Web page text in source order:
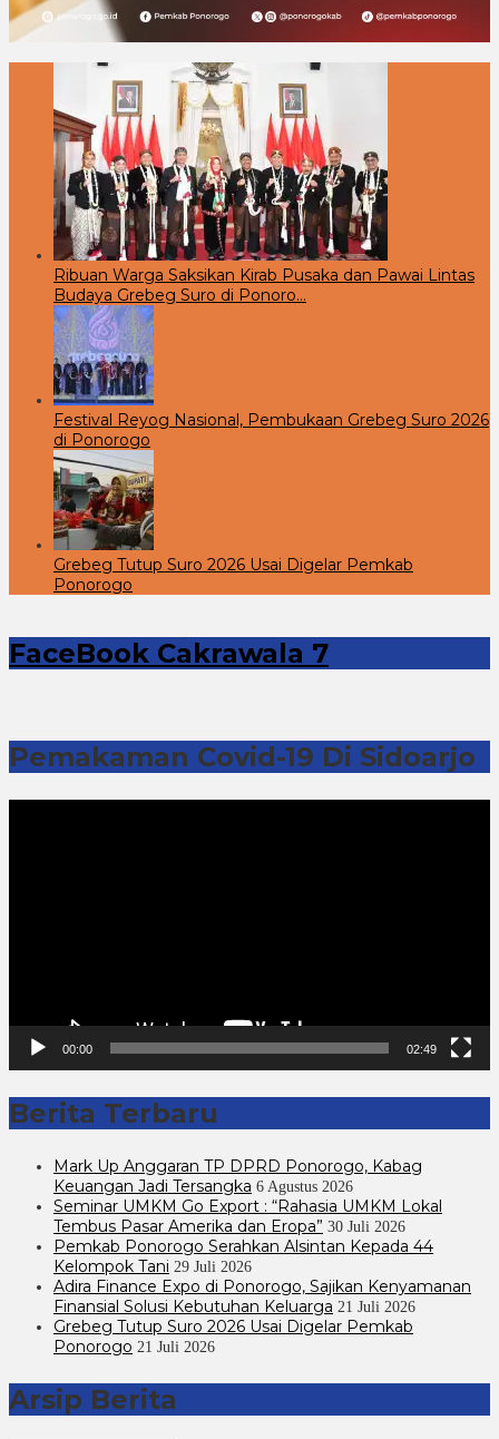
Ribuan Warga Saksikan Kirab Pusaka dan Pawai Lintas
Budaya Grebeg Suro di Ponoro…
Festival Reyog Nasional, Pembukaan Grebeg Suro 2026
di Ponorogo
Grebeg Tutup Suro 2026 Usai Digelar Pemkab
Ponorogo
FaceBook Cakrawala 7
Pemakaman Covid-19 Di Sidoarjo
00:00 02:49
Berita Terbaru
Mark Up Anggaran TP DPRD Ponorogo, Kabag
Keuangan Jadi Tersangka 6 Agustus 2026
Seminar UMKM Go Export : “Rahasia UMKM Lokal
Tembus Pasar Amerika dan Eropa” 30 Juli 2026
Pemkab Ponorogo Serahkan Alsintan Kepada 44
Kelompok Tani 29 Juli 2026
Adira Finance Expo di Ponorogo, Sajikan Kenyamanan
Finansial Solusi Kebutuhan Keluarga 21 Juli 2026
Grebeg Tutup Suro 2026 Usai Digelar Pemkab
Ponorogo 21 Juli 2026
Arsip Berita